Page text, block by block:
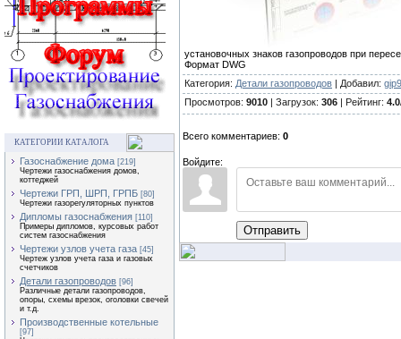
КАТЕГОРИИ КАТАЛОГА
Газоснабжение дома [219]
Чертежи газоснабжения домов,
коттеджей
Чертежи ГРП, ШРП, ГРПБ [80]
Чертежи газорегуляторных пунктов
Дипломы газоснабжения [110]
Примеры дипломов, курсовых работ
систем газоснабжения
Чертежи узлов учета газа [45]
Чертеж узлов учета газа и газовых
счетчиков
Детали газопроводов [96]
Различные детали газопроводов,
опоры, схемы врезок, оголовки свечей
и т.д.
Производственные котельные
[97]
установочных знаков газопроводов при
Формат DWG
Категория: Детали газопроводов | Добавил:
Просмотров: 9010 | Загрузок: 306 | Рейтинг: 4.0
Всего комментариев: 0
Войдите:
Отправить